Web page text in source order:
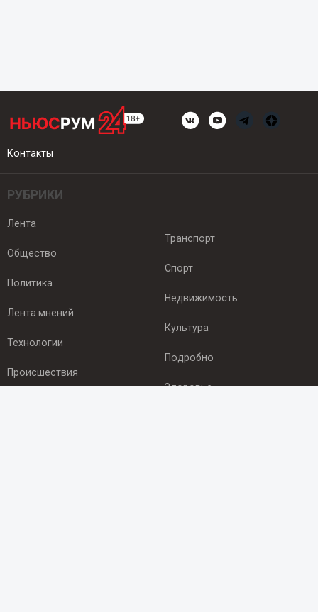
Контакты
РУБРИКИ
Лента
Общество
Политика
Лента мнений
Технологии
Происшествия
Транспорт
Спорт
Недвижимость
Культура
Подробно
Здоровье